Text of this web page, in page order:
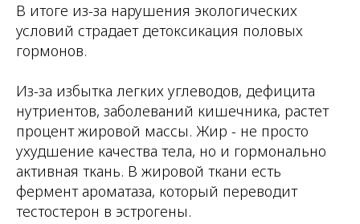
В итоге из-за нарушения экологических
условий страдает детоксикация половых
гормонов.
Из-за избытка легких углеводов, дефицита
нутриентов, заболеваний кишечника, растет
процент жировой массы. Жир - не просто
ухудшение качества тела, но и гормонально
активная ткань. В жировой ткани есть
фермент ароматаза, который переводит
тестостерон в эстрогены.